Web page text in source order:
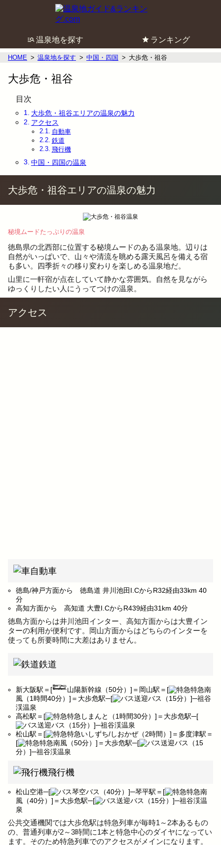
温泉地を探す ランキング
HOME 温泉地を探す 中国・四国 大歩危・祖谷
大歩危・祖谷
目次
大歩危・祖谷エリアの温泉の魅力
アクセス
自動車
鉄道
飛行機
中国・四国の温泉
大歩危・祖谷エリアの温泉の魅力
秘境ムードたっぷりの温泉
徳島県の北西部に位置する秘境ムードのある温泉地。辺りは
自然がいっぱいで、山々や清流を眺める露天風呂を備える宿
も多い。四季折々の移り変わりを楽しめる温泉地だ。
山里に一軒宿が点在していて静かな雰囲気。自然を見ながら
ゆっくりしたい人にうってつけの温泉。
アクセス
自動車
徳島/神戸方面から 徳島道 井川池田I.CからR32経由33km 40
分
高知方面から 高知道 大豊I.CからR439経由31km 40分
徳島方面からは井川池田インター、高知方面からは大豊イン
ターの利用が便利です。岡山方面からはどちらのインターを
使っても所要時間に大差はありません。
鉄道
新大阪駅＝[ 山陽新幹線（50分）]＝岡山駅＝[
特急南
風（1時間40分）]＝大歩危駅─[
送迎バス（15分）]─祖谷
渓温泉
高松駅＝[
特急しまんと（1時間30分）]＝大歩危駅─[
送迎バス（15分）]─祖谷渓温泉
松山駅＝[
特急いしずち/しおかぜ（2時間）]＝多度津駅＝
[
特急南風（50分）]＝大歩危駅─[
送迎バス（15
分）]─祖谷渓温泉
飛行機
松山空港─[ 琴空バス（40分）]─琴平駅＝[
特急南
風（40分）]＝大歩危駅─[
送迎バス（15分）]─祖谷渓温
泉
公共交通機関では大歩危駅は特急列車が毎時1～2本あるもの
の、普通列車が2～3時間に1本と特急中心のダイヤになってい
ます。そのため特急列車でのアクセスがメインになります。